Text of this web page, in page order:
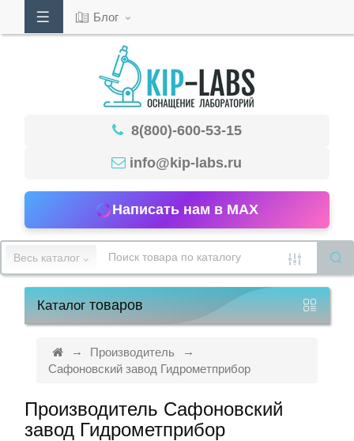
53-
15
Контакты
Блог
8(800)-600-53-15
info@kip-labs.ru
Написать нам в MAX
Весь каталог
Каталогтоваров
Производитель
Сафоновский завод Гидрометприбор
Производитель Сафоновский
завод Гидрометприбор